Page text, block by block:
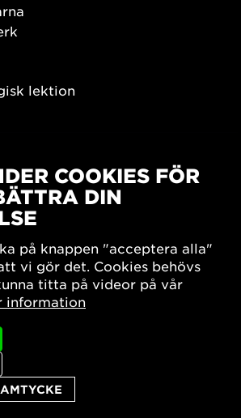
lektion
Center
COOKIES FÖR
DIN
på knappen "acceptera alla"
vi gör det. Cookies behövs
titta på videor på vår
information